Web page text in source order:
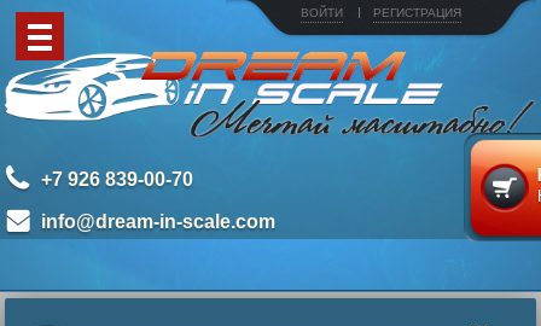
ВОЙТИ РЕГИСТРАЦИЯ
+7 926 839-00-70
info@dream-in-scale.com